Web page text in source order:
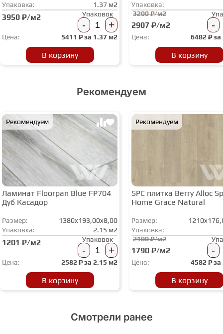
ЛАМИНАТ SWF
Упаковка:
1.37 м2
3950 ₽/м2 Упаковок
- +
Цена: 5411 ₽ за 1.37 м2
В корзину
Упаковка:
3200 ₽/м2
2907 ₽/м2 -
Цена: 6482₽ за
В корзину
Рекомендуем
Рекомендуем
Ламинат Floorpan Blue FP704
Дуб Касадор
Размер:
1380x193,00x8,00
Упаковка:
2.15 м2
1201 ₽/м2 Упаковок
- +
Цена: 2582₽ за 2.15 м2
В корзину
Рекомендуем
SPC плитка Berry Alloc
Home Grace Natural
Размер:
Упаковка:
2100 ₽/м2
1790 ₽/м2 -
Цена: 4582₽ за
В корзину
Смотрели ранее